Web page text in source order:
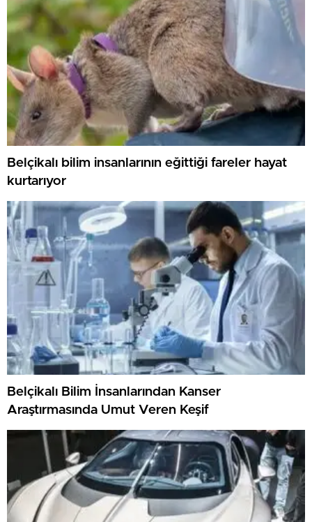
Belçikalı bilim insanlarının eğittiği fareler hayat
kurtarıyor
Belçikalı Bilim İnsanlarından Kanser
Araştırmasında Umut Veren Keşif